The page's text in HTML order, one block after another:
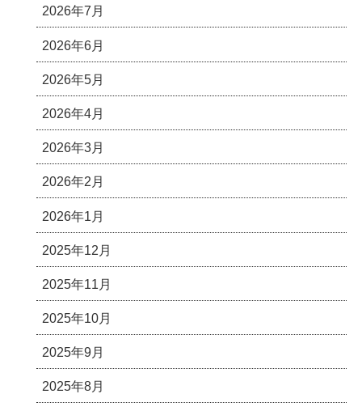
2026年7月
2026年6月
2026年5月
2026年4月
2026年3月
2026年2月
2026年1月
2025年12月
2025年11月
2025年10月
2025年9月
2025年8月